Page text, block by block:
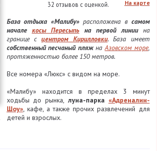
На карте
32 отзывов с оценкой.
База отдыха «Малибу»расположена в самом
начале косы Пересыпьна первой линиина
границе сцентром Кирилловки. База имеет
собственный песчаный пляжнаАзовском море,
протяженностью более 150 метров.
Все номера «Люкс» с видом на море.
«Малибу» находится в пределах 3 минут
ходьбы до рынка, луна-парка «Адреналин-
Шоу», кафе, а также прочих развлечений для
детей и взрослых.